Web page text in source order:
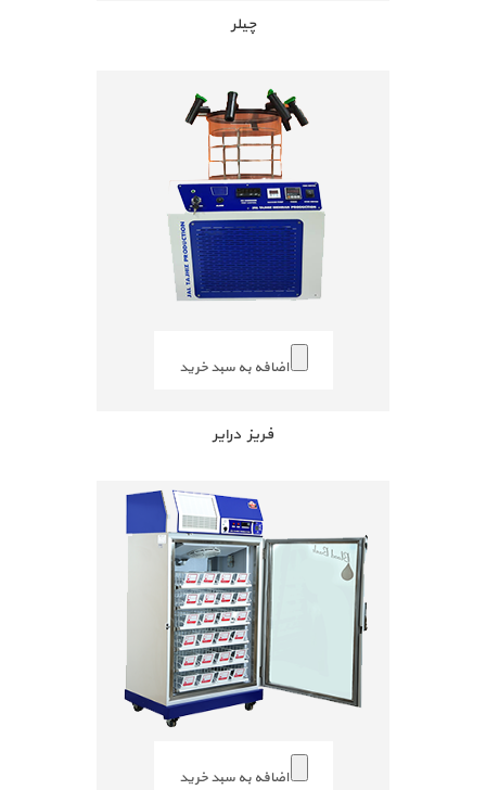
چیلر
اضافه به سبد خرید
فریز درایر
اضافه به سبد خرید